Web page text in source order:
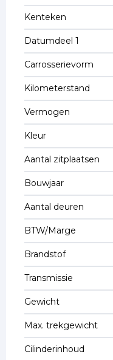
Kenteken
Datumdeel 1
Carrosserievorm
Kilometerstand
Vermogen
Kleur
Aantal zitplaatsen
Bouwjaar
Aantal deuren
BTW/Marge
Brandstof
Transmissie
Gewicht
Max. trekgewicht
Cilinderinhoud